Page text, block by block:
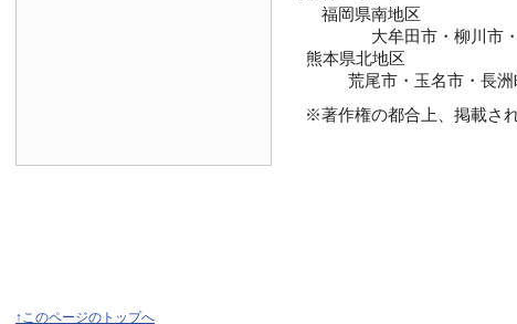
福岡県南地区
大牟田市・柳川市・大
熊本県北地区
荒尾市・玉名市・長洲
※著作権の都合上、掲載され
↑このページのトップへ